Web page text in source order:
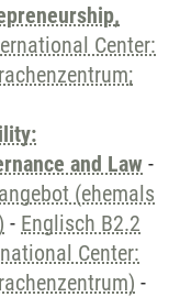
Center:
and Law -
(ehemals
- Englisch B2.2
Center:
-